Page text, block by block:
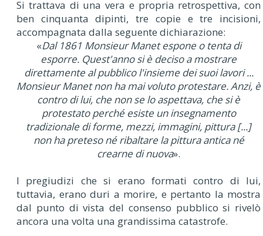
Si trattava di una vera e propria retrospettiva, con
ben cinquanta dipinti, tre copie e tre incisioni,
accompagnata dalla seguente dichiarazione:
«Dal 1861 Monsieur Manet espone o tenta di
esporre. Quest'anno si è deciso a mostrare
direttamente al pubblico l'insieme dei suoi lavori ...
Monsieur Manet non ha mai voluto protestare. Anzi, è
contro di lui, che non se lo aspettava, che si è
protestato perché esiste un insegnamento
tradizionale di forme, mezzi, immagini, pittura [...]
non ha preteso né ribaltare la pittura antica né
crearne di nuova».
I pregiudizi che si erano formati contro di lui,
tuttavia, erano duri a morire, e pertanto la mostra
dal punto di vista del consenso pubblico si rivelò
ancora una volta una grandissima catastrofe.